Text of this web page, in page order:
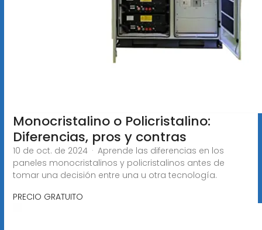
Monocristalino o Policristalino:
Diferencias, pros y contras
10 de oct. de 2024 · Aprende las diferencias en los
paneles monocristalinos y policristalinos antes de
tomar una decisión entre una u otra tecnología.
PRECIO GRATUITO